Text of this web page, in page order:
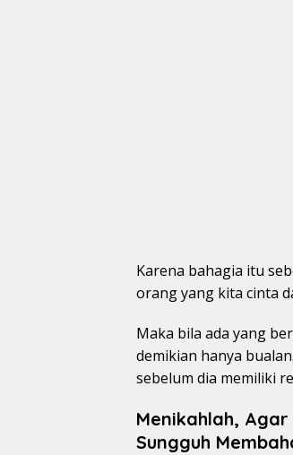
Karena bahagia itu
orang yang kita cinta
Maka bila ada yang
demikian hanya
sebelum dia memiliki
Menikahlah,
Sungguh